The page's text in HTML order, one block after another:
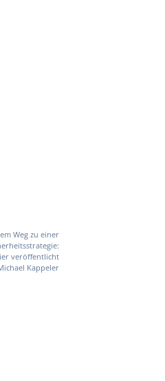
Weg zu einer
veröffentlicht
Kappeler